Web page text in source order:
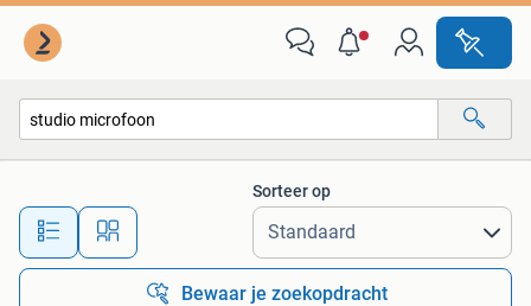
Alle afstanden…
Sorteer op
Bewaar je zoekopdracht